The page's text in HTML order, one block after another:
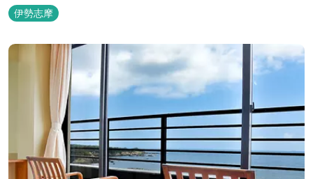
ルに。
伊勢志摩